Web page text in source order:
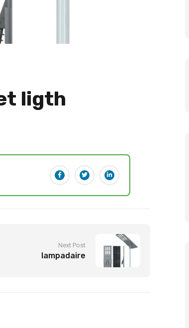
ligth
Next Post
lampadaire